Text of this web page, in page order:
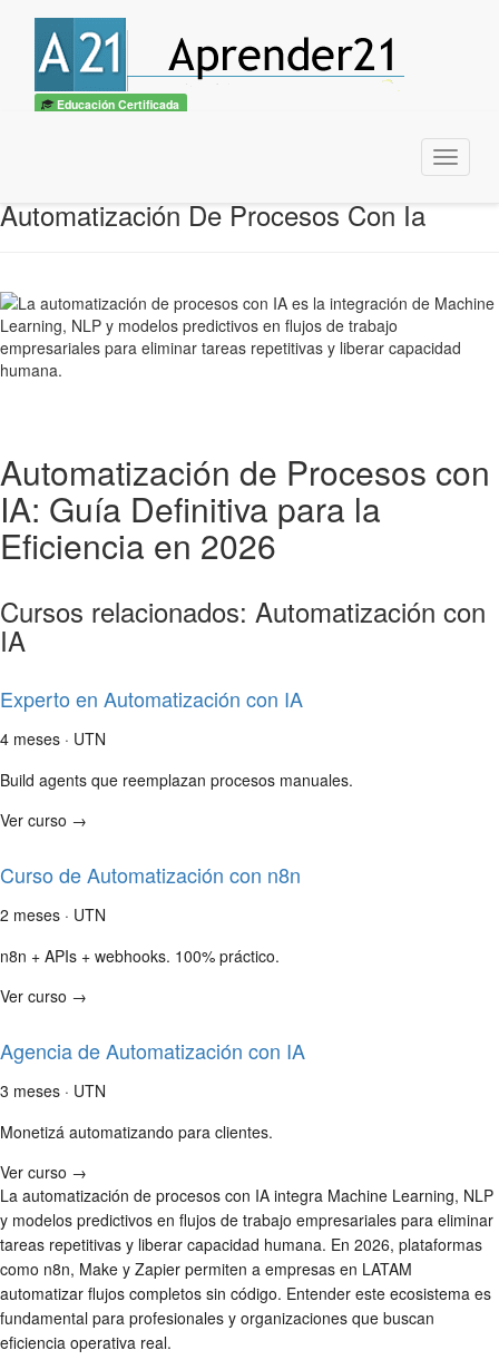
Educación Certificada
Menu
Automatización De Procesos Con Ia
Automatización de Procesos con
IA: Guía Definitiva para la
Eficiencia en 2026
Cursos relacionados: Automatización con
IA
Experto en Automatización con IA
4 meses · UTN
Build agents que reemplazan procesos manuales.
Ver curso →
Curso de Automatización con n8n
2 meses · UTN
n8n + APIs + webhooks. 100% práctico.
Ver curso →
Agencia de Automatización con IA
3 meses · UTN
Monetizá automatizando para clientes.
Ver curso →
La automatización de procesos con IA integra Machine Learning, NLP
y modelos predictivos en flujos de trabajo empresariales para eliminar
tareas repetitivas y liberar capacidad humana. En 2026, plataformas
como n8n, Make y Zapier permiten a empresas en LATAM
automatizar flujos completos sin código. Entender este ecosistema es
fundamental para profesionales y organizaciones que buscan
eficiencia operativa real.